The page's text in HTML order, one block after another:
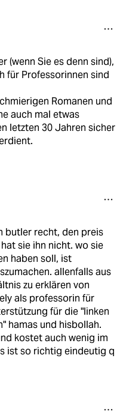
(wenn Sie es denn sind),
für Professorinnen sind
Romanen und
auch mal etwas
letzten 30 Jahren sicher
butler recht, den preis
sie ihn nicht. wo sie
haben soll, ist
allenfalls aus
zu erklären von
als professorin für
für die "linken
hamas und hisbollah.
kostet auch wenig im
ist so richtig eindeutig q